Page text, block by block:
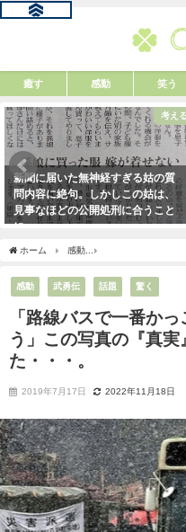
癒す 感動 笑う
考える
新聞に届いた無神経すぎる姑の質
問内容に絶句。しかしこの姑は、
見事なほどの公開処刑に合うこと
に・・・
2021年3月13日
ホーム 感動
感動 武勇伝 話題 驚く
「路線バスで一番か
う」この写真の『真実
た・・・。
2019年7月17日 2022年11月18日